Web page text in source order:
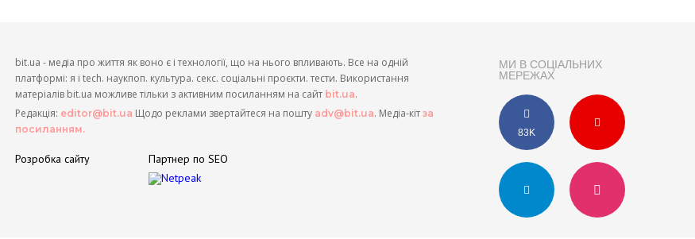
МИ В СОЦІАЛЬНИХ
МЕРЕЖАХ
83K
bit.ua - медіа про життя як воно є і технології, що на нього впливають. Все на одній
платформі: я і tech. наукпоп. культура. секс. соціальні проєкти. тести. Використання
матеріалів bit.ua можливе тільки з активним посиланням на сайт bit.ua.
Редакція: editor@bit.ua Щодо реклами звертайтеся на пошту adv@bit.ua. Медіа-кіт за
посиланням.
Розробка сайту Партнер по SEO